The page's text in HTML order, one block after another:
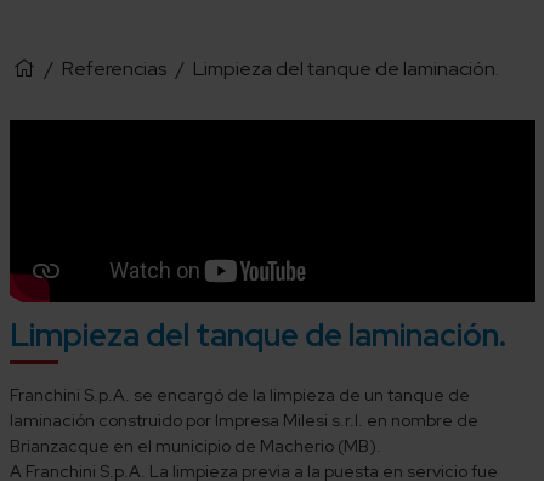
/ Referencias / Limpieza del tanque de laminación.
Limpieza del tanque de laminación.
Franchini S.p.A. se encargó de la limpieza de un tanque de
laminación construido por Impresa Milesi s.r.l. en nombre de
Brianzacque en el municipio de Macherio (MB).
A Franchini S.p.A. La limpieza previa a la puesta en servicio fue